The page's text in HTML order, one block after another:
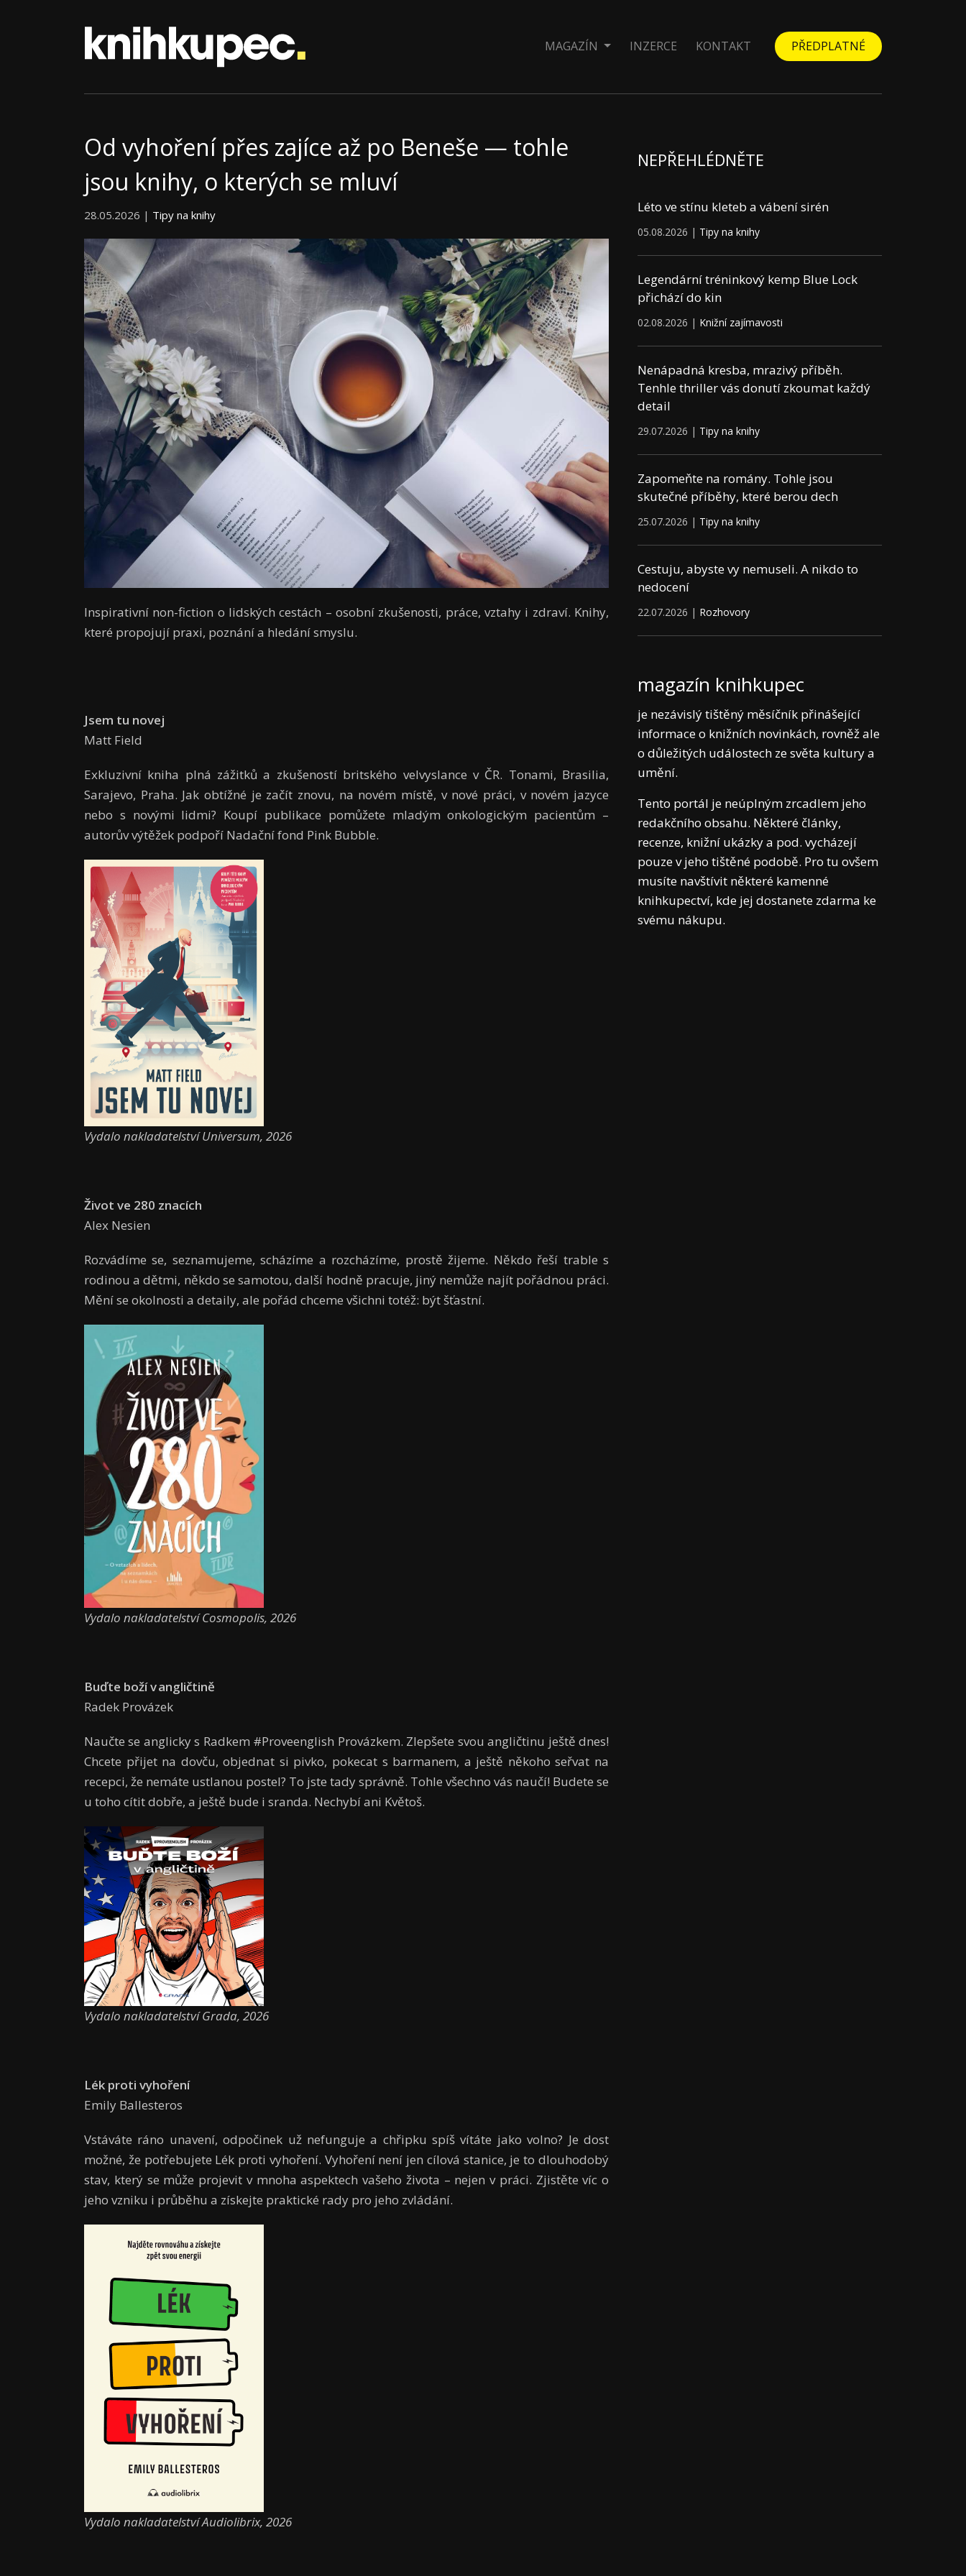
MAGAZÍN INZERCE KONTAKT PŘEDPLATNÉ
Od vyhoření přes zajíce až po Beneše — tohle
jsou knihy, o kterých se mluví
28.05.2026 | Tipy na knihy
Inspirativní non-fiction o lidských cestách – osobní zkušenosti, práce, vztahy i zdraví. Knihy,
které propojují praxi, poznání a hledání smyslu.
Jsem tu novej
Matt Field
Exkluzivní kniha plná zážitků a zkušeností britského velvyslance v ČR. Tonami, Brasilia,
Sarajevo, Praha. Jak obtížné je začít znovu, na novém místě, v nové práci, v novém jazyce
nebo s novými lidmi? Koupí publikace pomůžete mladým onkologickým pacientům –
autorův výtěžek podpoří Nadační fond Pink Bubble.
Vydalo nakladatelství Universum, 2026
Život ve 280 znacích
Alex Nesien
Rozvádíme se, seznamujeme, scházíme a rozcházíme, prostě žijeme. Někdo řeší trable s
rodinou a dětmi, někdo se samotou, další hodně pracuje, jiný nemůže najít pořádnou práci.
Mění se okolnosti a detaily, ale pořád chceme všichni totéž: být šťastní.
Vydalo nakladatelství Cosmopolis, 2026
Buďte boží v angličtině
Radek Provázek
Naučte se anglicky s Radkem #Proveenglish Provázkem. Zlepšete svou angličtinu ještě dnes!
Chcete přijet na dovču, objednat si pivko, pokecat s barmanem, a ještě někoho seřvat na
recepci, že nemáte ustlanou postel? To jste tady správně. Tohle všechno vás naučí! Budete se
u toho cítit dobře, a ještě bude i sranda. Nechybí ani Květoš.
Vydalo nakladatelství Grada, 2026
Lék proti vyhoření
Emily Ballesteros
Vstáváte ráno unavení, odpočinek už nefunguje a chřipku spíš vítáte jako volno? Je dost
možné, že potřebujete Lék proti vyhoření. Vyhoření není jen cílová stanice, je to dlouhodobý
stav, který se může projevit v mnoha aspektech vašeho života – nejen v práci. Zjistěte víc o
jeho vzniku i průběhu a získejte praktické rady pro jeho zvládání.
Vydalo nakladatelství Audiolibrix, 2026
NEPŘEHLÉDNĚTE
Léto ve stínu kleteb a vábení sirén
05.08.2026 | Tipy na knihy
Legendární tréninkový kemp Blue Lock
přichází do kin
02.08.2026 | Knižní zajímavosti
Nenápadná kresba, mrazivý příběh.
Tenhle thriller vás donutí zkoumat každý
detail
29.07.2026 | Tipy na knihy
Zapomeňte na romány. Tohle jsou
skutečné příběhy, které berou dech
25.07.2026 | Tipy na knihy
Cestuju, abyste vy nemuseli. A nikdo to
nedocení
22.07.2026 | Rozhovory
magazín knihkupec
je nezávislý tištěný měsíčník přinášející
informace o knižních novinkách, rovněž ale
o důležitých událostech ze světa kultury a
umění.
Tento portál je neúplným zrcadlem jeho
redakčního obsahu. Některé články,
recenze, knižní ukázky a pod. vycházejí
pouze v jeho tištěné podobě. Pro tu ovšem
musíte navštívit některé kamenné
knihkupectví, kde jej dostanete zdarma ke
svému nákupu.